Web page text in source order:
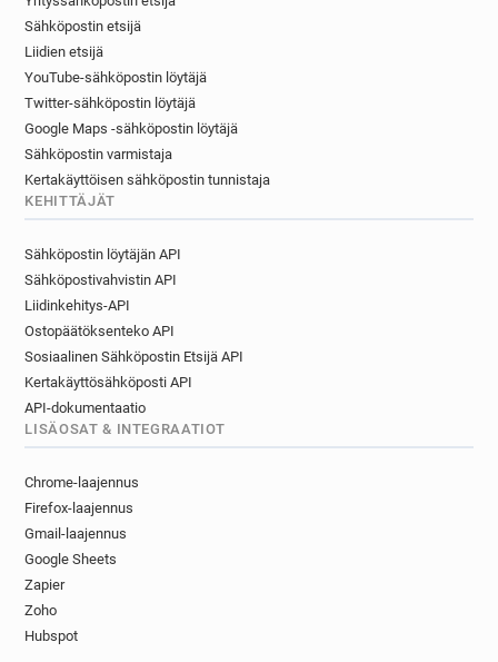
Sähköpostin etsijä
Liidien etsijä
YouTube-sähköpostin löytäjä
Twitter-sähköpostin löytäjä
Google Maps -sähköpostin löytäjä
Sähköpostin varmistaja
Kertakäyttöisen sähköpostin tunnistaja
KEHITTÄJÄT
Sähköpostin löytäjän API
Sähköpostivahvistin API
Liidinkehitys-API
Ostopäätöksenteko API
Sosiaalinen Sähköpostin Etsijä API
Kertakäyttösähköposti API
API-dokumentaatio
LISÄOSAT & INTEGRAATIOT
Chrome-laajennus
Firefox-laajennus
Gmail-laajennus
Google Sheets
Zapier
Zoho
Hubspot